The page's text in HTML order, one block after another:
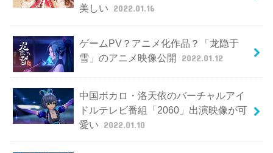
美しい 2022.01.16
ゲームPV？アニメ化作品？「龙隐于
雪」のアニメ映像公開
2022.01.12
中国ボカロ・洛天依のバーチャルアイ
ドルテレビ番組「2060」出演映像が可
愛い 2022.01.10